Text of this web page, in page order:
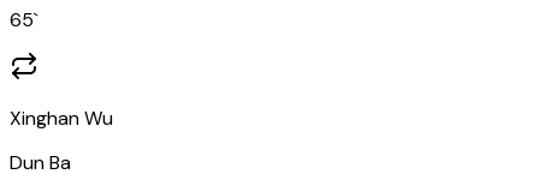
65`
Xinghan Wu
Dun Ba